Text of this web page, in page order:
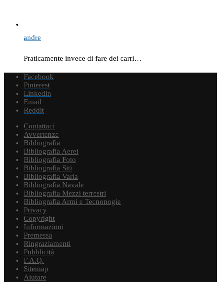
andre
Praticamente invece di fare dei carri…
Facebook
Pinterest
Linkedin
Email
Reddit
Contattaci
Avvertenze
Bibliografia
Bibliografia Aerei
Bibliografia Foto
Bibliografia Siti
Bibliografia Varia
Bibliografia Navale
Bibliografia Mezzi terrestri
Bibliografia Armi e Tecnonogie
Privacy
Copyright
Informazioni
Premessa
Ringraziamenti
Pubblicità
F.A.Q.
Sitemap
Aiutare